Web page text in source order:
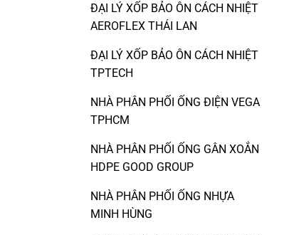
ĐẠI LÝ XỐP BẢO ÔN CÁCH NHIỆT
AEROFLEX THÁI LAN
ĐẠI LÝ XỐP BẢO ÔN CÁCH NHIỆT
TPTECH
NHÀ PHÂN PHỐI ỐNG ĐIỆN VEGA
TPHCM
NHÀ PHÂN PHỐI ỐNG GÂN XOẮN
HDPE GOOD GROUP
NHÀ PHÂN PHỐI ỐNG NHỰA
MINH HÙNG